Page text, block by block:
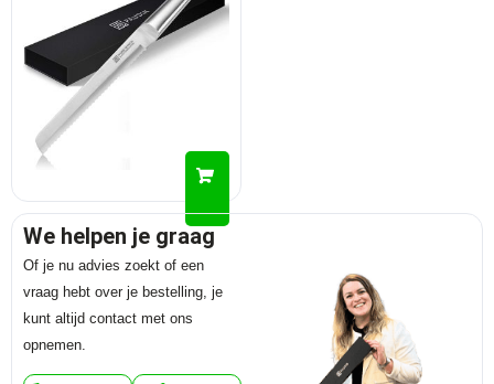
We helpen je graag
Of je nu advies zoekt of een
vraag hebt over je bestelling, je
kunt altijd contact met ons
opnemen.